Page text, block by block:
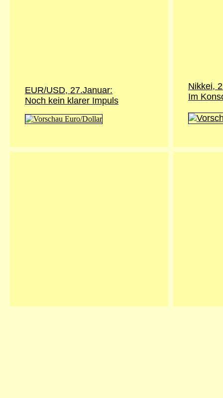
EUR/USD, 27.Januar:
Noch kein klarer Impuls
Nikkei,
Im